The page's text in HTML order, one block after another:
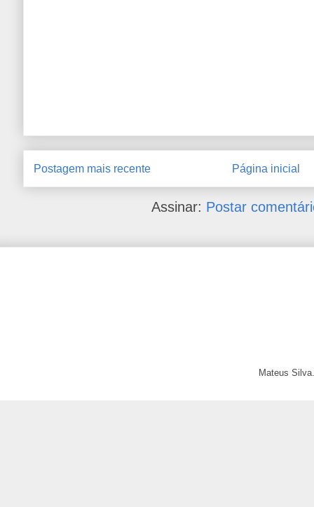
Postagem mais recente Página inicial
Assinar: Postar
Mateus